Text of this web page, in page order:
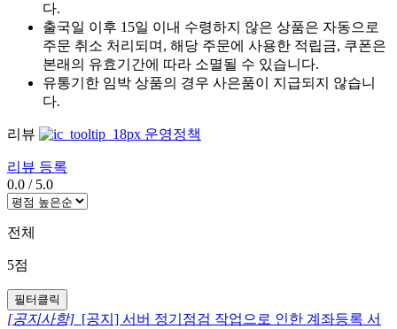
다.
출국일 이후 15일 이내 수령하지 않은 상품은 자동으로
주문 취소 처리되며, 해당 주문에 사용한 적립금, 쿠폰은
본래의 유효기간에 따라 소멸될 수 있습니다.
유통기한 임박 상품의 경우 사은품이 지급되지 않습니
다.
리뷰 운영정책
리뷰 등록
0.0 / 5.0
전체
5점
필터클릭
[공지사항] [공지] 서버 정기점검 작업으로 인한 계좌등록 서